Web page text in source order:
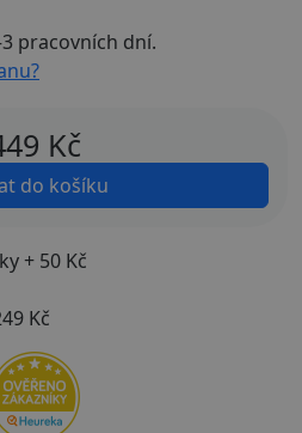
pracovních dní.
Kč
do košíku
+ 50 Kč
Kč